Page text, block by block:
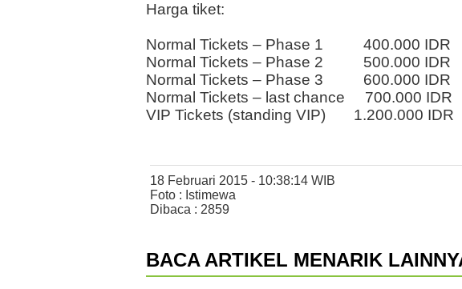
Harga tiket:
Normal Tickets – Phase 1 400.000 IDR
Normal Tickets – Phase 2 500.000 IDR
Normal Tickets – Phase 3 600.000 IDR
Normal Tickets – last chance 700.000 IDR
VIP Tickets (standing VIP) 1.200.000 IDR
18 Februari 2015 - 10:38:14 WIB
Foto : Istimewa
Dibaca : 2859
BACA ARTIKEL MENARIK